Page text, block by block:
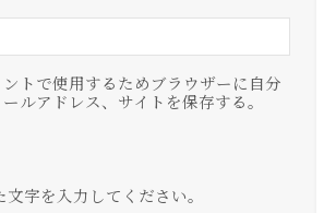
トで使用するためブラウザーに自分
ルアドレス、サイトを保存する。
文字を入力してください。